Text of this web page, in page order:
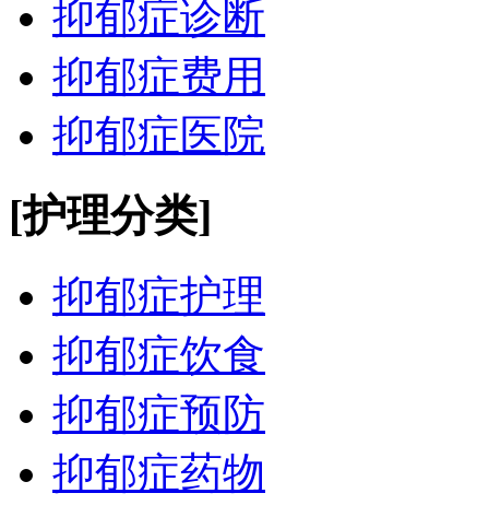
抑郁症诊断
抑郁症费用
抑郁症医院
[护理分类]
抑郁症护理
抑郁症饮食
抑郁症预防
抑郁症药物